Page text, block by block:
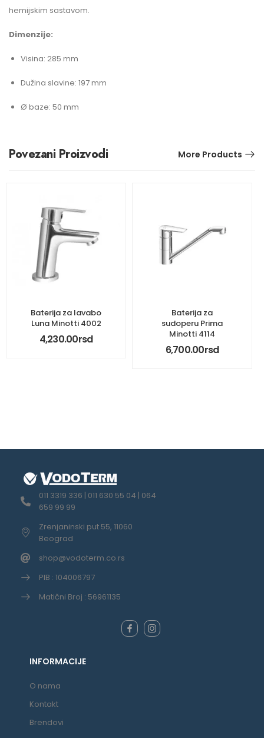
hemijskim sastavom.
Dimenzije:
Visina: 285 mm
Dužina slavine: 197 mm
Ø baze: 50 mm
Povezani Proizvodi More Products
Baterija za lavabo
Luna Minotti 4002
4,230.00rsd
Baterija za
sudoperu Prima
Minotti 4114
6,700.00rsd
011 3319 336 | 011 630 55 04 | 064
659 99 99
Zrenjaninski put 55, 11060
Beograd
shop@vodoterm.co.rs
PIB : 104006797
Matični Broj : 56961135
INFORMACIJE
O nama
Kontakt
Brendovi